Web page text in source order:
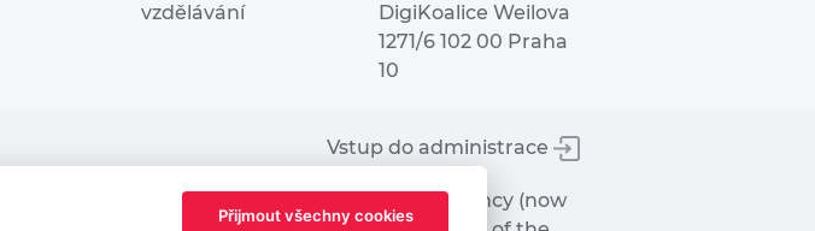
vzdělávání
DigiKoalice Weilova
1271/6 102 00 Praha
10
Vstup do administrace
Innovation and Networks Executive Agency (now
Přijmout všechny cookies